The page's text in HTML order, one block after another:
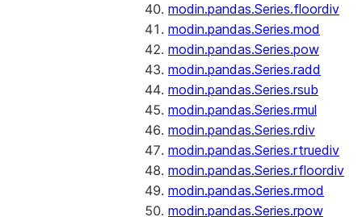
modin.pandas.Series.floordiv
modin.pandas.Series.mod
modin.pandas.Series.pow
modin.pandas.Series.radd
modin.pandas.Series.rsub
modin.pandas.Series.rmul
modin.pandas.Series.rdiv
modin.pandas.Series.rtruediv
modin.pandas.Series.rfloordiv
modin.pandas.Series.rmod
modin.pandas.Series.rpow